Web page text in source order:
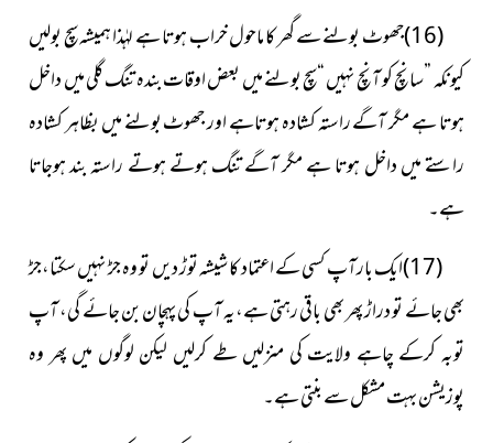
(16)جھوٹ بولنے سے گھر کا ماحول خراب ہوتا ہے لہٰذا ہمیشہ سچ بولیں
کیونکہ ”سانچ کو آنچ نہیں “سچ بولنے میں بعض اوقات بندہ تنگ گلی میں داخل
ہوتا ہے مگر آگے راستہ کشادہ ہوتاہے اور جھوٹ بولنے میں بظاہر کشادہ
راستے میں داخل ہوتا ہے مگر آگے تنگ ہوتے ہوتے راستہ بند ہوجاتا
ہے۔
(17)ایک بارآپ کسی کے اعتماد کا شیشہ توڑ دیں تو وہ جڑ نہیں سکتا،جڑ
بھی جائے تو دراڑ پھر بھی باقی رہتی ہے،یہ آپ کی پہچان بن جائے گی، آپ
توبہ کرکے چاہے ولایت کی منزلیں طے کرلیں لیکن لوگوں میں پھر وہ
پوزیشن بہت مشکل سے بنتی ہے۔